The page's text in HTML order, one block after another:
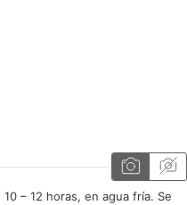
– 12 horas, en agua fría. Se